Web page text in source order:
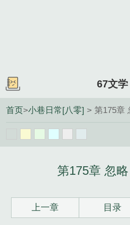
67文学
首页>小巷日常[八零] > 第175章
第175章 忽
上一章 目录